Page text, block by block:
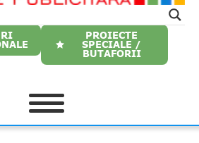
PROIECTE
SPECIALE /
BUTAFORII